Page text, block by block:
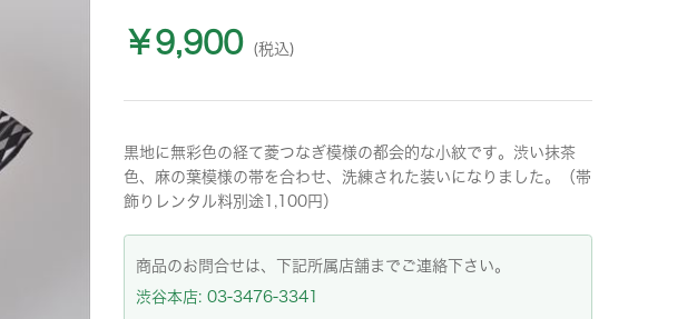
￥9,900 (税込)
黒地に無彩色の経て菱つなぎ模様の都会的な小紋です。渋い抹茶
色、麻の葉模様の帯を合わせ、洗練された装いになりました。（帯
飾りレンタル料別途1,100円）
商品のお問合せは、下記所属店舗までご連絡下さい。
渋谷本店: 03-3476-3341